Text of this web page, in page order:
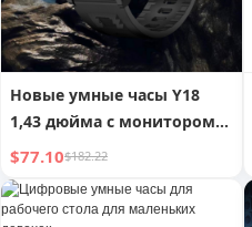
Новые умные часы Y18
1,43 дюйма с монитором
кислорода в крови, GPS,
высоты и
барометрического
$77.10$182.22